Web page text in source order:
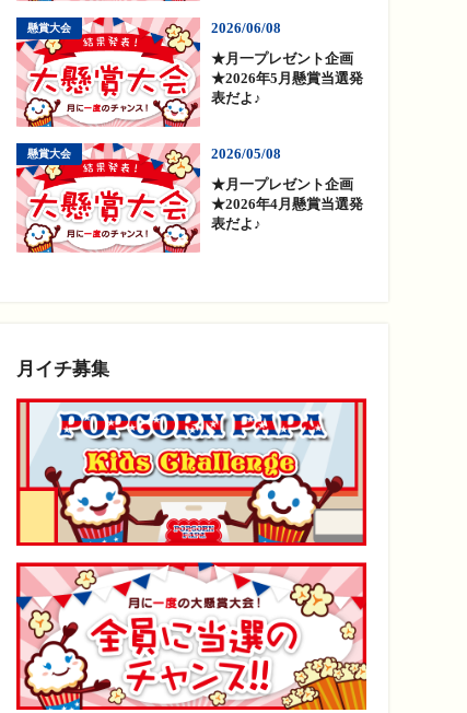
懸賞大会
2026/06/08
★月一プレゼント企画
★2026年5月懸賞当選発
表だよ♪
懸賞大会
2026/05/08
★月一プレゼント企画
★2026年4月懸賞当選発
表だよ♪
月イチ募集